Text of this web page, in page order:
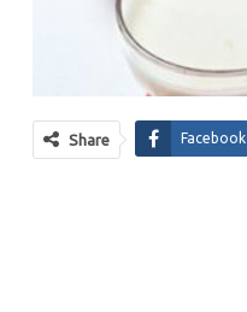
Share Facebook